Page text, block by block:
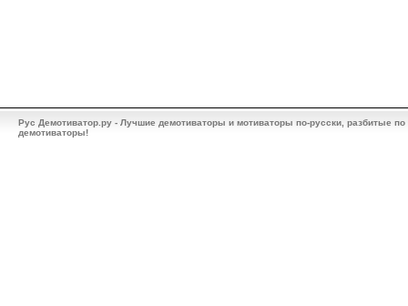
Рус Демотиватор.ру - Лучшие демотиваторы и мотиваторы по-русски, разбитые
демотиваторы!